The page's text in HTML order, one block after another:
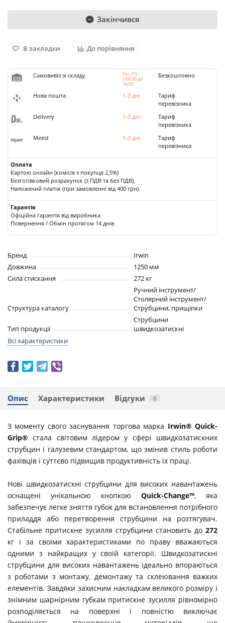
Закінчився
В закладки До порівняння
Самовивіз зі складу Пн.-Пт.
з 08:00 до
16:00
Безкоштовно
Нова пошта 1-3 дні
Тариф
перевізника
Delivery
1-3 дні
Тариф
перевізника
Meest
1-3 дні
Тариф
перевізника
Оплата
Картою онлайн (комісія з покупця 2,5%)
Безготівковий розрахунок (з ПДВ та без ПДВ),
Наложений платіж (при замовленні від 400 грн).
Гарантія
Офіційна гарантія від виробника
Повернення / Обмін протягом 14 днів
Бренд
Irwin
Довжина
1250 мм
Сила стискання
272 кг
Структура каталогу
Ручний інструмент/
Столярний інструмент/
Струбцини, прищіпки
Тип продукції
Струбцини
швидкозатискні
Всі характеристики
Опис Характеристики Відгуки 0
З моменту свого заснування торгова марка Irwin® Quick-
Grip®стала світовим лідером у сфері швидкозатискних
струбцин і галузевим стандартом, що змінив стиль роботи
фахівців і суттєво підвищив продуктивність їх праці.
Нові швидкозатискні струбцини для високих навантажень
оснащені унікальною кнопкою Quick-Change™, яка
забезпечує легке зняття губок для встановлення потрібного
приладдя або перетворення струбцини на розтягувач.
Стабільне притискне зусилля струбцини становить до 272
кг і за своїми характеристиками по праву вважаються
одними з найкращих у своїй категорії. Швидкозатискні
струбцини для високих навантажень ідеально впораються
з роботами з монтажу, демонтажу та склеювання важких
елементів. Завдяки захисним накладкам великого розміру і
знімним шарнірним губкам притискне зусилля рівномірно
розподіляється на поверхні і повністю виключає